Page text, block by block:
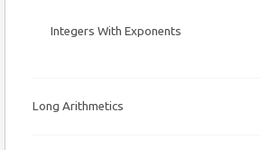
Integers With Exponents
Long Arithmetics